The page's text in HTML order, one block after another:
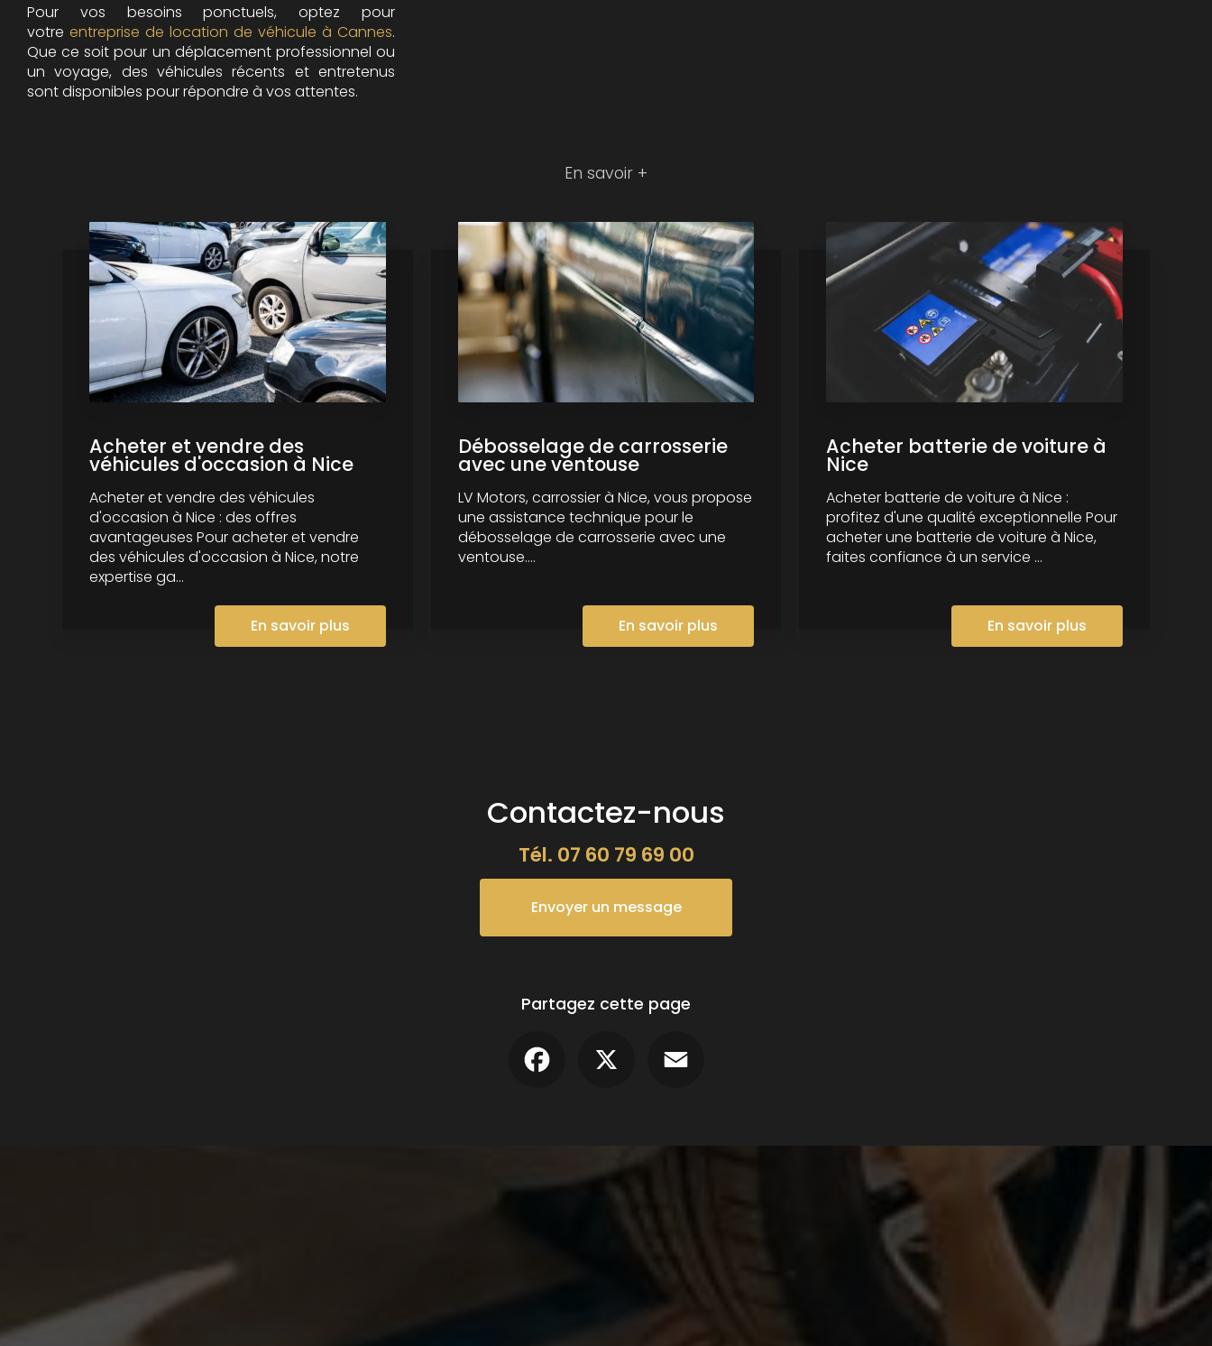
Pour vos besoins ponctuels, optez pour
votre entreprise de location de véhicule à Cannes.
Que ce soit pour un déplacement professionnel ou
un voyage, des véhicules récents et entretenus
sont disponibles pour répondre à vos attentes.
En savoir +
Acheter et vendre des
véhicules d'occasion à Nice
Acheter et vendre des véhicules
d'occasion à Nice : des offres
avantageuses Pour acheter et vendre
des véhicules d'occasion à Nice, notre
expertise ga...
En savoir plus
Débosselage de carrosserie
avec une ventouse
LV Motors, carrossier à Nice, vous propose
une assistance technique pour le
débosselage de carrosserie avec une
ventouse....
En savoir plus
Acheter batterie de voiture à
Nice
Acheter batterie de voiture à Nice :
profitez d'une qualité exceptionnelle Pour
acheter une batterie de voiture à Nice,
faites confiance à un service ...
En savoir plus
Contactez-nous
Tél. 07 60 79 69 00
Envoyer un message
Partagez cette page